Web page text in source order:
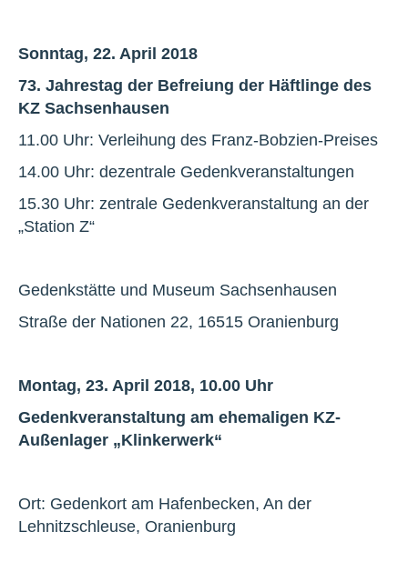
Sonntag, 22. April 2018
73. Jahrestag der Befreiung der Häftlinge des
KZ Sachsenhausen
11.00 Uhr: Verleihung des Franz-Bobzien-Preises
14.00 Uhr: dezentrale Gedenkveranstaltungen
15.30 Uhr: zentrale Gedenkveranstaltung an der
„Station Z“
Gedenkstätte und Museum Sachsenhausen
Straße der Nationen 22, 16515 Oranienburg
Montag, 23. April 2018, 10.00 Uhr
Gedenkveranstaltung am ehemaligen KZ-
Außenlager „Klinkerwerk“
Ort: Gedenkort am Hafenbecken, An der
Lehnitzschleuse, Oranienburg